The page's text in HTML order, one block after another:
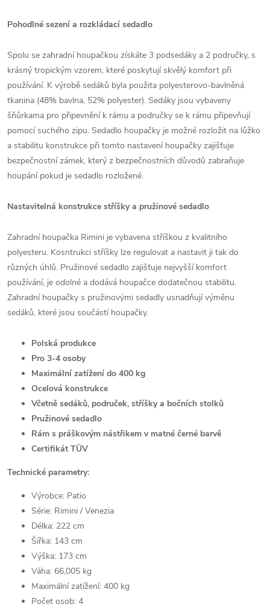
Pohodlné sezení a rozkládací sedadlo
Spolu se zahradní houpačkou získáte 3 podsedáky a 2 područky, s
krásný tropickým vzorem, které poskytují skvělý komfort při
používání. K výrobě sedáků byla použita polyesterovo-bavlněná
tkanina (48% bavlna, 52% polyester). Sedáky jsou vybaveny
šňůrkama pro připevnění k rámu a područky se k rámu připevňují
pomocí suchého zipu. Sedadlo houpačky je možné rozložit na lůžko
a stabilitu konstrukce při tomto nastavení houpačky zajišťuje
bezpečnostní zámek, který z bezpečnostních důvodů zabraňuje
houpání pokud je sedadlo rozložené.
Nastavitelná konstrukce stříšky a pružinové sedadlo
Zahradní houpačka Rimini je vybavena stříškou z kvalitního
polyesteru. Kosntrukci stříšky lze regulovat a nastavit ji tak do
různých úhlů. Pružinové sedadlo zajišťuje nejvyšší komfort
používání, je odolné a dodává houpačce dodatečnou stabilitu.
Zahradní houpačky s pružinovými sedadly usnadňují výměnu
sedáků, které jsou součástí houpačky.
Polská produkce
Pro 3-4 osoby
Maximální zatížení do 400 kg
Ocelová konstrukce
Včetně sedáků, područek, stříšky a bočních stolků
Pružinové sedadlo
Rám s práškovým nástřikem v matné černé barvě
Certifikát TÜV
Technické parametry:
Výrobce: Patio
Série: Rimini / Venezia
Délka: 222 cm
Šířka: 143 cm
Výška: 173 cm
Váha: 66,005 kg
Maximální zatížení: 400 kg
Počet osob: 4